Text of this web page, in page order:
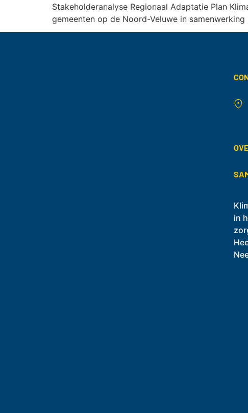
Stakeholderanalyse Regionaal Adaptatie Plan
gemeenten op de Noord-Veluwe in
in